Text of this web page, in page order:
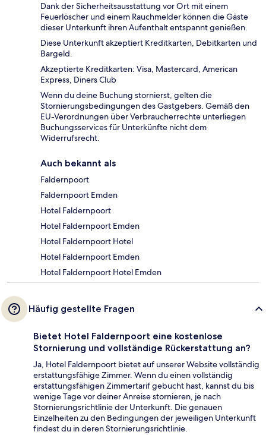
Dank der Sicherheitsausstattung vor Ort mit einem
Feuerlöscher und einem Rauchmelder können die Gäste
dieser Unterkunft ihren Aufenthalt entspannt genießen.
Diese Unterkunft akzeptiert Kreditkarten, Debitkarten und
Bargeld.
Akzeptierte Kreditkarten: Visa, Mastercard, American
Express, Diners Club
Wenn du deine Buchung stornierst, gelten die
Stornierungsbedingungen des Gastgebers. Gemäß den
EU-Verordnungen über Verbraucherrechte unterliegen
Buchungsservices für Unterkünfte nicht dem
Widerrufsrecht.
Auch bekannt als
Faldernpoort
Faldernpoort Emden
Hotel Faldernpoort
Hotel Faldernpoort Emden
Hotel Faldernpoort Hotel
Hotel Faldernpoort Emden
Hotel Faldernpoort Hotel Emden
Häufig gestellte Fragen
Bietet Hotel Faldernpoort eine kostenlose
Stornierung und vollständige Rückerstattung an?
Ja, Hotel Faldernpoort bietet auf unserer Website vollständig
erstattungsfähige Zimmer. Wenn du einen vollständig
erstattungsfähigen Zimmertarif gebucht hast, kannst du bis
wenige Tage vor deiner Anreise stornieren, je nach
Stornierungsrichtlinie der Unterkunft. Die genauen
Einzelheiten zu den Bedingungen der jeweiligen Unterkunft
findest du in deren Stornierungsrichtlinie.